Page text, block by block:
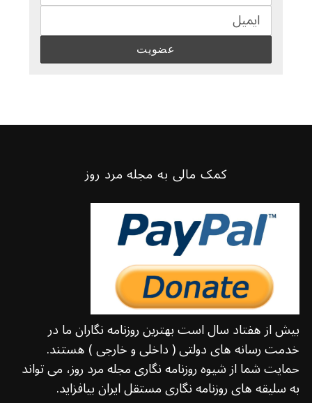
کمک مالی به مجله مرد روز
بیش از هفتاد سال است بهترین روزنامه نگاران ما در
خدمت رسانه های دولتی ( داخلی و خارجی ) هستند.
حمایت شما از شیوه روزنامه نگاری مجله مرد روز، می تواند
به سلیقه های روزنامه نگاری مستقل ایران بیافزاید.